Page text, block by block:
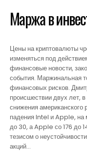
Маржа в
Цены на криптовалюты
изменяться под
финансовые новости,
события. Маржинальная
финансовых рисков.
происшествии двух лет,
снижения американского
падения Intel и Apple, на
до 30, а Apple со 176 до
тезисом о
акций…